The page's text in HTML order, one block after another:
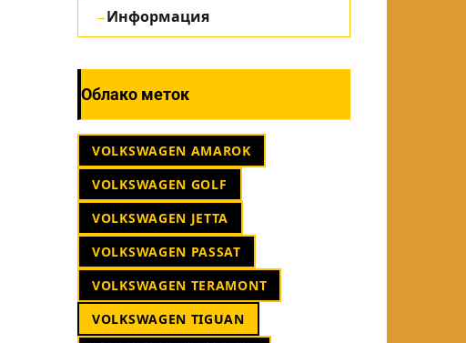
Информация
Облако меток
VOLKSWAGEN AMAROK
VOLKSWAGEN GOLF
VOLKSWAGEN JETTA
VOLKSWAGEN PASSAT
VOLKSWAGEN TERAMONT
VOLKSWAGEN TIGUAN